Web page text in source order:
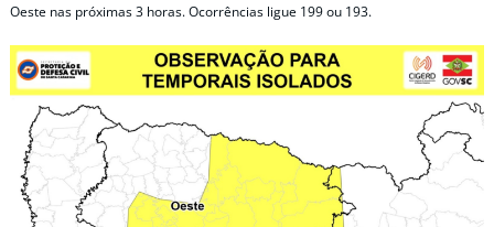
Oeste nas próximas 3 horas. Ocorrências ligue 199 ou 193.